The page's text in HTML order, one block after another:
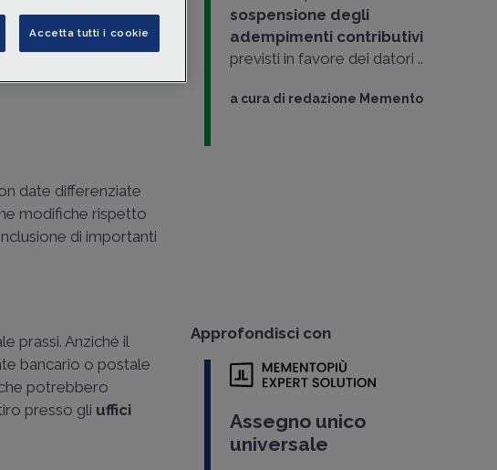
date differenziate
modifiche rispetto
di importanti
prassi. Anziché il
bancario o postale
potrebbero
presso gli uffici
sospensione degli
adempimenti contributivi
previsti in favore dei datori ..
a cura di redazione Memento
Approfondisci con
Assegno unico
universale
Accetta tutti i cookie